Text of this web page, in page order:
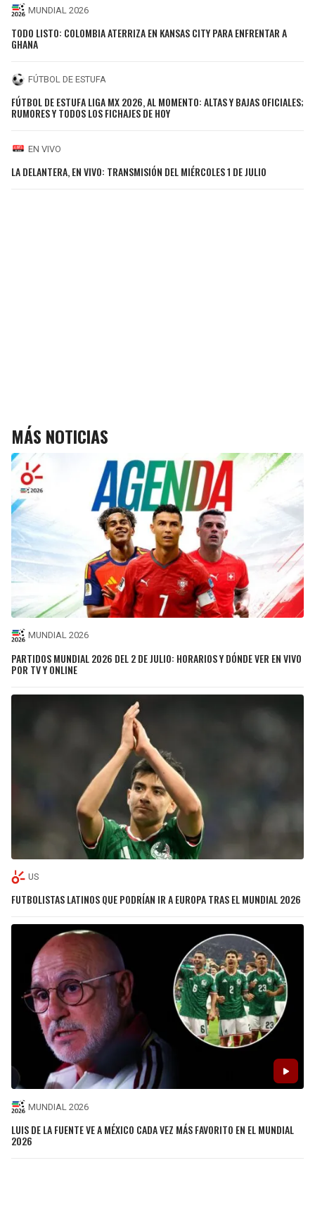
MUNDIAL 2026
TODO LISTO: COLOMBIA ATERRIZA EN KANSAS CITY PARA ENFRENTAR A
GHANA
FÚTBOL DE ESTUFA
FÚTBOL DE ESTUFA LIGA MX 2026, AL MOMENTO: ALTAS Y BAJAS OFICIALES;
RUMORES Y TODOS LOS FICHAJES DE HOY
EN VIVO
LA DELANTERA, EN VIVO: TRANSMISIÓN DEL MIÉRCOLES 1 DE JULIO
MÁS NOTICIAS
MUNDIAL 2026
PARTIDOS MUNDIAL 2026 DEL 2 DE JULIO: HORARIOS Y DÓNDE VER EN VIVO
POR TV Y ONLINE
US
FUTBOLISTAS LATINOS QUE PODRÍAN IR A EUROPA TRAS EL MUNDIAL 2026
MUNDIAL 2026
LUIS DE LA FUENTE VE A MÉXICO CADA VEZ MÁS FAVORITO EN EL MUNDIAL
2026